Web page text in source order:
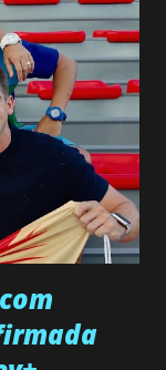
a vida. Camila
seria o
Manuel avisa a
com Joana.
pelo
que ele poderia
a Gabriel
paciente, que está